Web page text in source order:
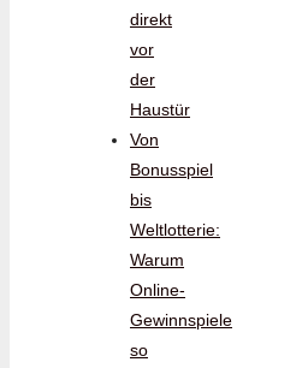
direkt
vor
der
Haustür
Von
Bonusspiel
bis
Weltlotterie:
Warum
Online-
Gewinnspiele
so